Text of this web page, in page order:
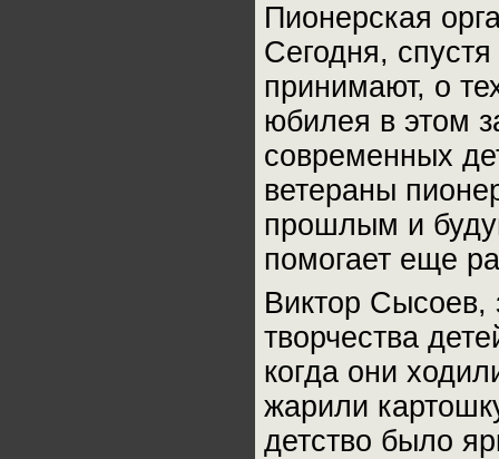
Пионерская
Сегодня,
принимают, о
юбилея в этом
современных
ветераны
прошлым и
помогает еще
Виктор Сысоев,
творчества
когда они
жарили
детство было